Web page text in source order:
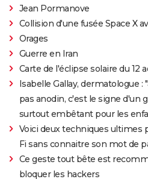
Jean Pormanove
Collision d'une fusée Space X
Orages
Guerre en Iran
Carte de l'éclipse solaire du 12
Isabelle Gallay, dermatologue :
pas anodin, c'est le signe d'un
surtout embêtant pour les
Voici deux techniques ultimes
Fi sans connaitre son mot de
Ce geste tout bête est
bloquer les hackers